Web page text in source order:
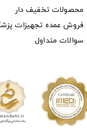
محصولات تخفیف دار
فروش عمده تجهیزات
سوالات متداول